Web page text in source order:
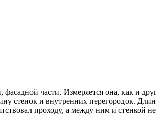
части. Измеряется она, как и
стенок и внутренних перегородок.
проходу, а между ним и стенкой